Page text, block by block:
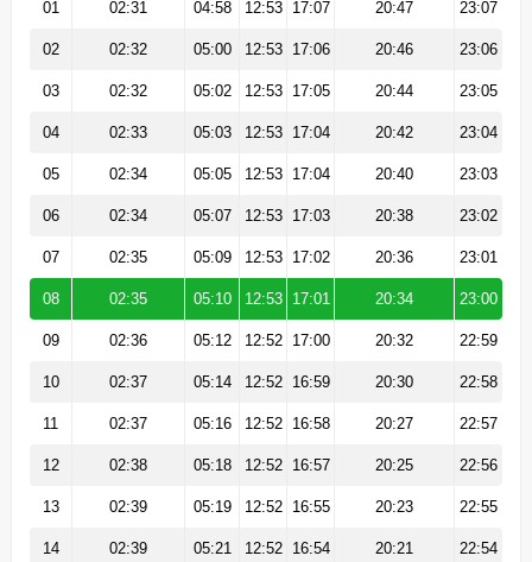
01 02:31 04:58 12:53 17:07 20:47 23:07
02 02:32 05:00 12:53 17:06 20:46 23:06
03 02:32 05:02 12:53 17:05 20:44 23:05
04 02:33 05:03 12:53 17:04 20:42 23:04
05 02:34 05:05 12:53 17:04 20:40 23:03
06 02:34 05:07 12:53 17:03 20:38 23:02
07 02:35 05:09 12:53 17:02 20:36 23:01
08 02:35 05:10 12:53 17:01 20:34 23:00
09 02:36 05:12 12:52 17:00 20:32 22:59
10 02:37 05:14 12:52 16:59 20:30 22:58
11 02:37 05:16 12:52 16:58 20:27 22:57
12 02:38 05:18 12:52 16:57 20:25 22:56
13 02:39 05:19 12:52 16:55 20:23 22:55
14 02:39 05:21 12:52 16:54 20:21 22:54